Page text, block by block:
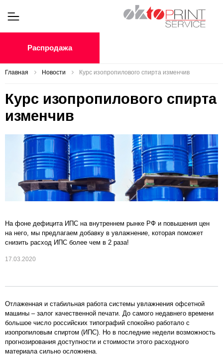
Распродажа
Главная Новости Курс изопропилового спирта изменчив
Курс изопропилового спирта
изменчив
На фоне дефицита ИПС на внутреннем рынке РФ и повышения цен
на него, мы предлагаем добавку в увлажнение, которая поможет
снизить расход ИПС более чем в 2 раза!
17.03.2020
Отлаженная и стабильная работа системы увлажнения офсетной
машины – залог качественной печати. До самого недавнего времени
большое число российских типографий спокойно работало с
изопропиловым спиртом (ИПС). Но в последние недели возможность
прогнозирования доступности и стоимости этого расходного
материала сильно осложнена.